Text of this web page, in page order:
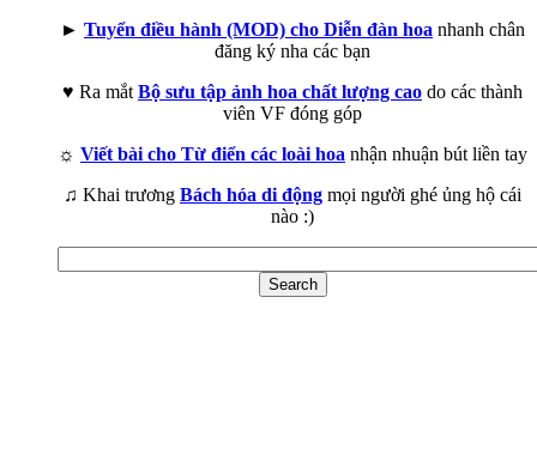
► Tuyển điều hành (MOD) cho Diễn đàn hoa nhanh chân
đăng ký nha các bạn
♥ Ra mắt Bộ sưu tập ảnh hoa chất lượng cao do các thành
viên VF đóng góp
☼ Viết bài cho Từ điển các loài hoa nhận nhuận bút liền tay
♫ Khai trương Bách hóa di động mọi người ghé ủng hộ cái
nào :)